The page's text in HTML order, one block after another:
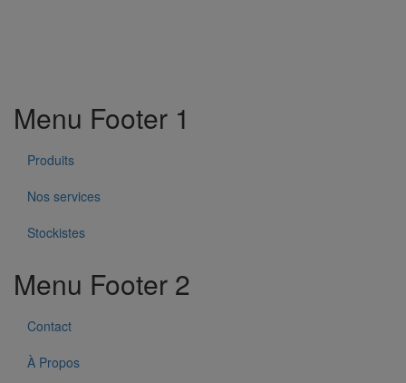
Menu Footer 1
Produits
Nos services
Stockistes
Menu Footer 2
Contact
À Propos